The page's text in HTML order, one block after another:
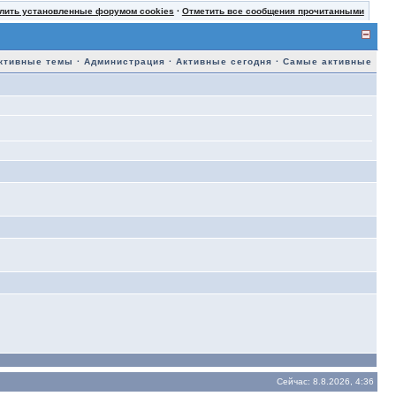
установленные форумом cookies · Отметить все сообщения прочитанными
темы ·Администрация ·Активные сегодня ·Самые активные
Сейчас: 8.8.2026, 4:36